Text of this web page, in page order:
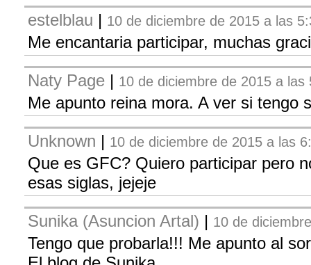
estelblau | 10 de diciembre de 2015 a las
Me encantaria participar, muchas
Naty Page | 10 de diciembre de 2015 a las
Me apunto reina mora. A ver si tengo
Unknown | 10 de diciembre de 2015 a las
Que es GFC? Quiero participar pero
esas siglas, jejeje
Sunika (Asuncion Artal) | 10 de
Tengo que probarla!!! Me apunto al